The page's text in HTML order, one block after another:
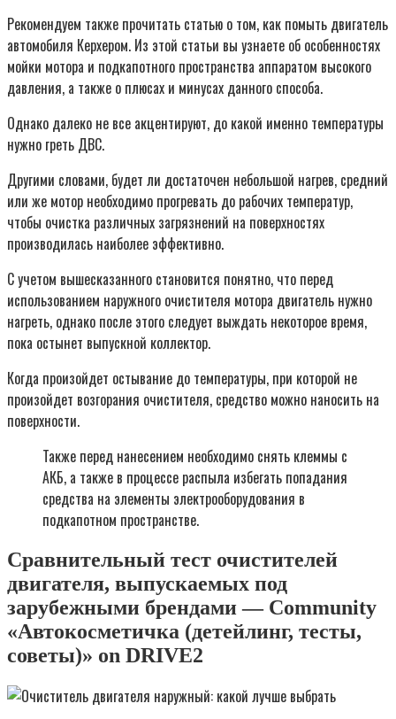
Рекомендуем также прочитать статью о том, как помыть двигатель
автомобиля Керхером. Из этой статьи вы узнаете об особенностях
мойки мотора и подкапотного пространства аппаратом высокого
давления, а также о плюсах и минусах данного способа.
Однако далеко не все акцентируют, до какой именно температуры
нужно греть ДВС.
Другими словами, будет ли достаточен небольшой нагрев, средний
или же мотор необходимо прогревать до рабочих температур,
чтобы очистка различных загрязнений на поверхностях
производилась наиболее эффективно.
С учетом вышесказанного становится понятно, что перед
использованием наружного очистителя мотора двигатель нужно
нагреть, однако после этого следует выждать некоторое время,
пока остынет выпускной коллектор.
Когда произойдет остывание до температуры, при которой не
произойдет возгорания очистителя, средство можно наносить на
поверхности.
Также перед нанесением необходимо снять клеммы с
АКБ, а также в процессе распыла избегать попадания
средства на элементы электрооборудования в
подкапотном пространстве.
Сравнительный тест очистителей
двигателя, выпускаемых под
зарубежными брендами — Community
«Автокосметичка (детейлинг, тесты,
советы)» on DRIVE2